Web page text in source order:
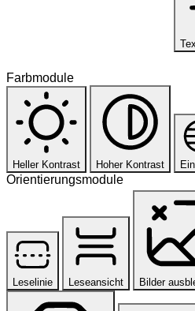
Farbmodule
Heller Kontrast Hoher Kontrast
Orientierungsmodule
Leselinie Leseansicht Bilder